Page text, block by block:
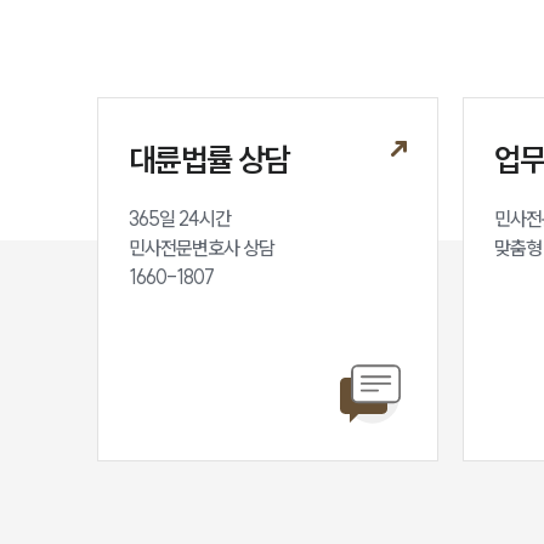
대륜법률 상담
365일 24시간
민사전문변호사 상담
1660-1807
업
민사
맞춤